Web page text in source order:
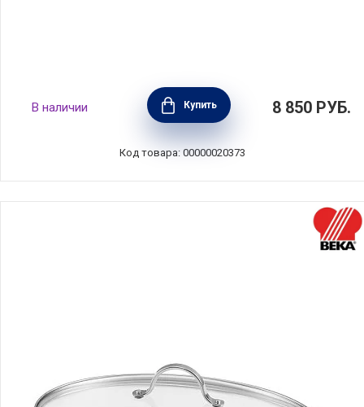
Крышка Strate fixed 18 см с фиксированной
ручкой, нержавеющая сталь + стекло,
Cristel, Франция, K18SF
В наличии Купить 8 850 РУБ.
Код товара: 00000020373